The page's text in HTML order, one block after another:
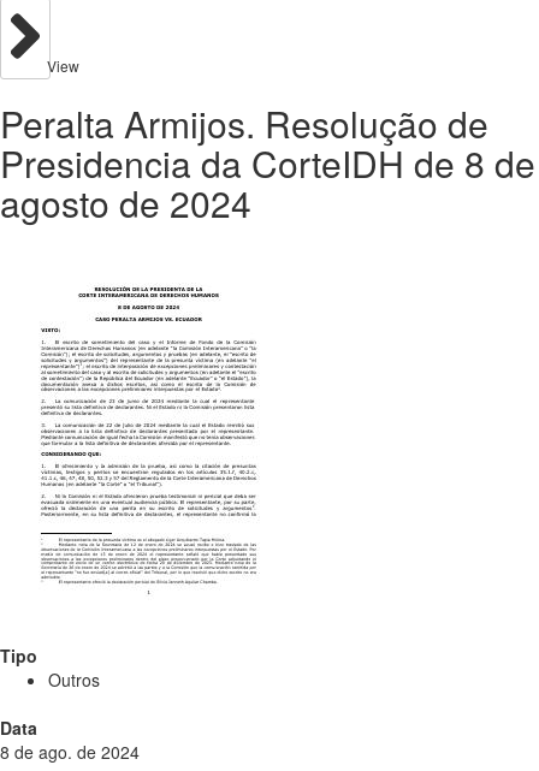
View
Peralta Armijos. Resolução de
Presidencia da CorteIDH de 8 de
agosto de 2024
Tipo
Outros
Data
8 de ago. de 2024